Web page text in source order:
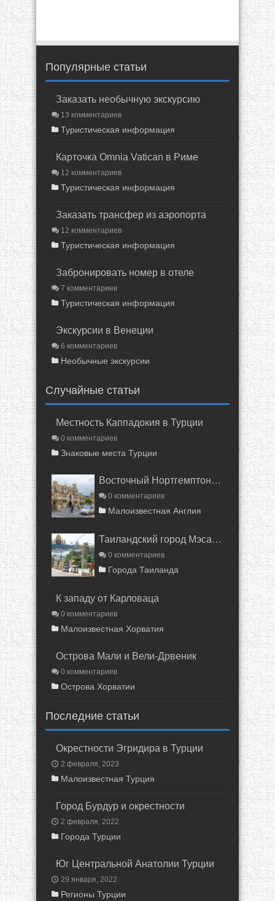
Популярные статьи
Заказать необычную экскурсию
13 комментариев
Туристическая информация
Карточка Omnia Vatican в Риме
12 комментариев
Туристическая информация
Заказать трансфер из аэропорта
12 комментариев
Туристическая информация
Забронировать номер в отеле
7 комментариев
Туристическая информация
Экскурсии в Венеции
6 комментариев
Необычные экскурсии
Случайные статьи
Местность Каппадокия в Турции
0 комментариев
Знаковые места Турции
Восточный Нортгемптоншир
0 комментариев
Малоизвестная Англия
Таиландский город Мэсарианг
0 комментариев
Города Таиланда
К западу от Карловаца
0 комментариев
Малоизвестная Хорватия
Острова Мали и Вели-Дрвеник
0 комментариев
Острова Хорватии
Последние статьи
Окрестности Эгридира в Турции
2 февраля, 2023
Малоизвестная Турция
Город Бурдур и окрестности
2 февраля, 2022
Города Турции
Юг Центральной Анатолии Турции
29 января, 2022
Регионы Турции